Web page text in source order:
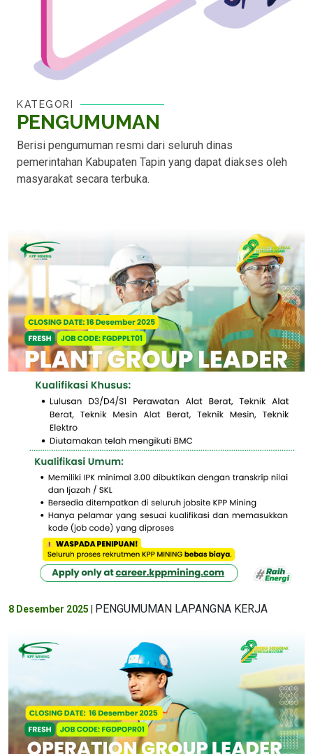
KATEGORI
PENGUMUMAN
Berisi pengumuman resmi dari seluruh dinas
pemerintahan Kabupaten Tapin yang dapat diakses oleh
masyarakat secara terbuka.
8 Desember 2025 PENGUMUMAN LAPANGNA KERJA